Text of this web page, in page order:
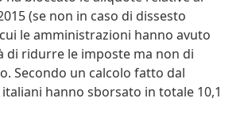
(se non in caso di dissesto
le amministrazioni hanno avuto
di ridurre le imposte ma non di
Secondo un calcolo fatto dal
hanno sborsato in totale 10,1